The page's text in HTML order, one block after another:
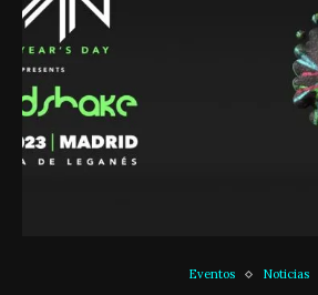
Eventos Noticias